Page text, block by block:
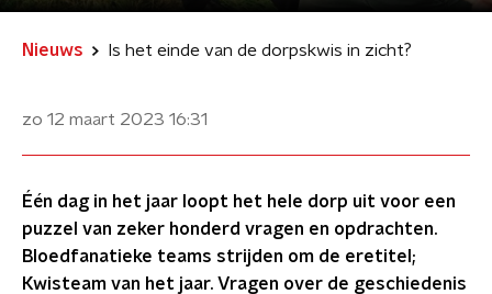
Nieuws Is het einde van de dorpskwis in zicht?
zo 12 maart 2023 16:31
Één dag in het jaar loopt het hele dorp uit voor een
puzzel van zeker honderd vragen en opdrachten.
Bloedfanatieke teams strijden om de eretitel;
Kwisteam van het jaar. Vragen over de geschiedenis